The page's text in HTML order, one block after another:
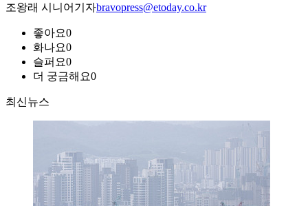
조왕래 시니어기자bravopress@etoday.co.kr
좋아요0
화나요0
슬퍼요0
더 궁금해요0
최신뉴스